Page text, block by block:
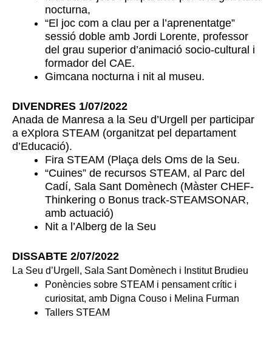
nocturna,
“El joc com a clau per a l’aprenentatge”
sessió doble amb Jordi Lorente, professor
del grau superior d’animació socio-cultural i
formador del CAE.
Gimcana nocturna i nit al museu.
DIVENDRES 1/07/2022
Anada de Manresa a la Seu d’Urgell per participar
a eXplora STEAM (organitzat pel departament
d’Educació).
Fira STEAM (Plaça dels Oms de la Seu.
“Cuines” de recursos STEAM, al Parc del
Cadí, Sala Sant Domènech (Màster CHEF-
Thinkering o Bonus track-STEAMSONAR,
amb actuació)
Nit a l’Alberg de la Seu
DISSABTE 2/07/2022
La Seu d’Urgell, Sala Sant Domènech i Institut Brudieu
Ponències sobre STEAM i pensament crític i
curiositat, amb Digna Couso i Melina Furman
Tallers STEAM